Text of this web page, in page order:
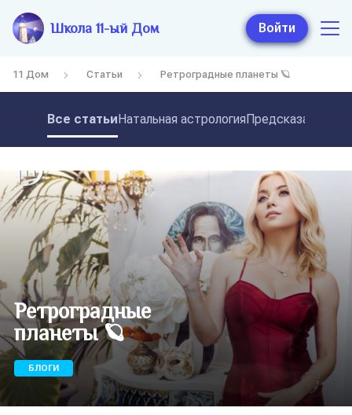
Школа 11-ый Дом Войти
11 Дом Статьи Ретроградные планеты 🪐
Все статьиНатальная астрология
Ретроградные
планеты 🪐
БЛОГИ